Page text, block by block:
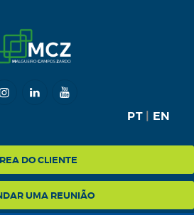
PT| EN
DO CLIENTE
UMA REUNIÃO